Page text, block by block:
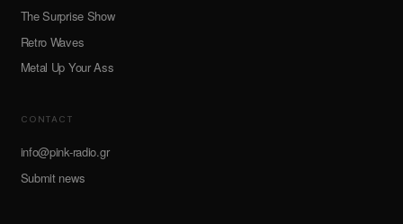
The Surprise Show
Retro Waves
Metal Up Your Ass
CONTACT
info@pink-radio.gr
Submit news